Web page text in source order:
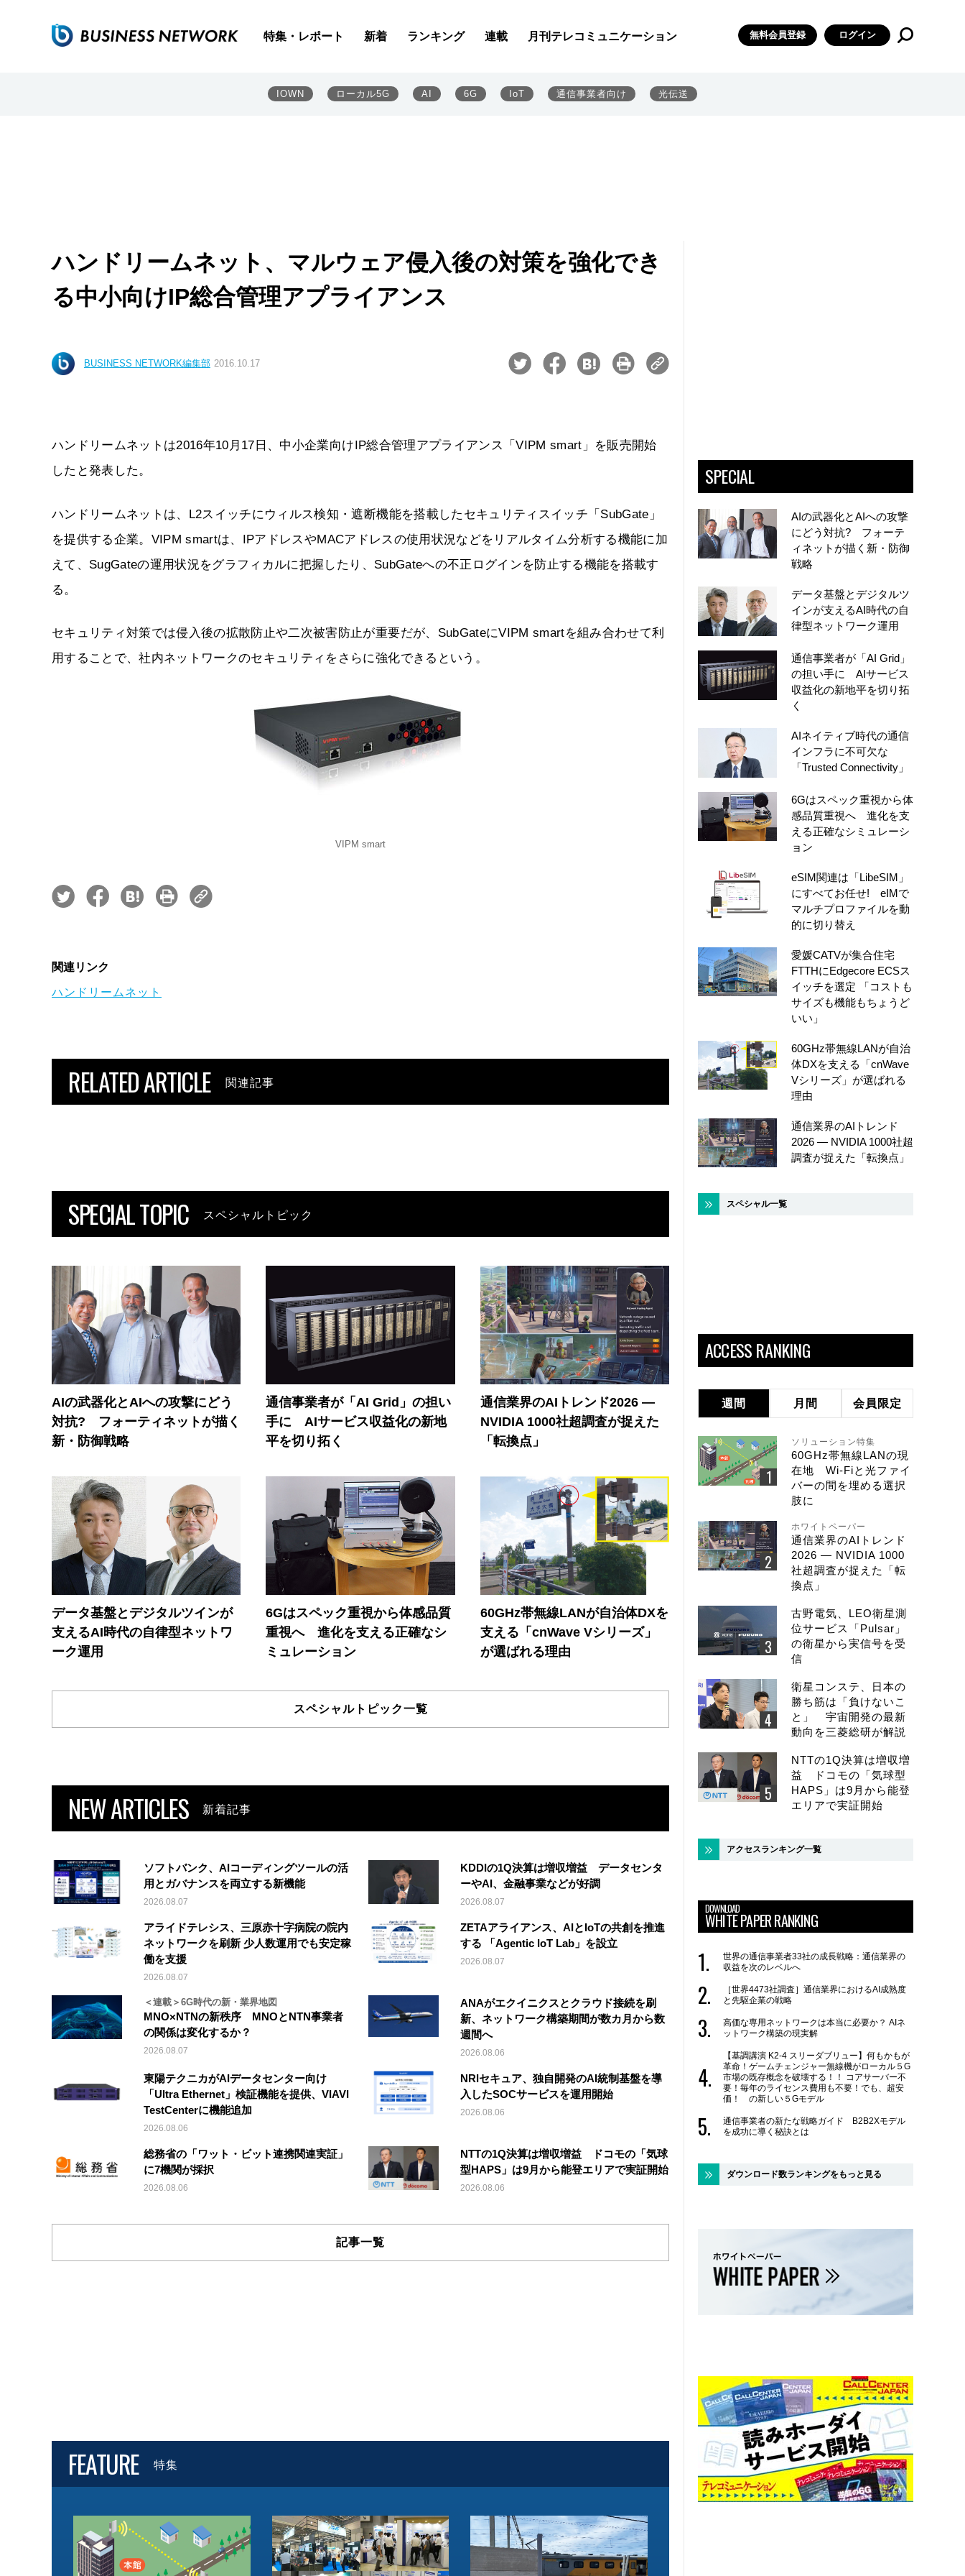
特集・レポート 新着 ランキング 連載 月刊テレコミュニケーション 無料会員登録 ログイン
IOWN ローカル5G AI 6G IoT 通信事業者向け 光伝送
ハンドリームネット、マルウェア侵入後の対策を強化でき
る中小向けIP総合管理アプライアンス
BUSINESS NETWORK編集部 2016.10.17
ハンドリームネットは2016年10月17日、中小企業向けIP総合管理アプライアンス「VIPM smart」を販売開始
したと発表した。
ハンドリームネットは、L2スイッチにウィルス検知・遮断機能を搭載したセキュリティスイッチ「SubGate」
を提供する企業。VIPM smartは、IPアドレスやMACアドレスの使用状況などをリアルタイム分析する機能に加
えて、SugGateの運用状況をグラフィカルに把握したり、SubGateへの不正ログインを防止する機能を搭載す
る。
セキュリティ対策では侵入後の拡散防止や二次被害防止が重要だが、SubGateにVIPM smartを組み合わせて利
用することで、社内ネットワークのセキュリティをさらに強化できるという。
VIPM smart
関連リンク
ハンドリームネット
RELATED ARTICLE 関連記事
SPECIAL TOPIC スペシャルトピック
AIの武器化とAIへの攻撃にどう
対抗? フォーティネットが描く
新・防御戦略
通信事業者が「AI Grid」の担い
手に AIサービス収益化の新地
平を切り拓く
通信業界のAIトレンド2026 ―
NVIDIA 1000社超調査が捉えた
「転換点」
データ基盤とデジタルツインが
支えるAI時代の自律型ネットワ
ーク運用
6Gはスペック重視から体感品質
重視へ 進化を支える正確なシ
ミュレーション
60GHz帯無線LANが自治体DXを
支える「cnWave Vシリーズ」
が選ばれる理由
スペシャルトピック一覧
NEW ARTICLES 新着記事
ソフトバンク、AIコーディングツールの活
用とガバナンスを両立する新機能
2026.08.07
KDDIの1Q決算は増収増益 データセンタ
ーやAI、金融事業などが好調
2026.08.07
アライドテレシス、三原赤十字病院の院内
ネットワークを刷新 少人数運用でも安定稼
働を支援
2026.08.07
ZETAアライアンス、AIとIoTの共創を推進
する 「Agentic IoT Lab」を設立
2026.08.07
＜連載＞6G時代の新・業界地図
MNO×NTNの新秩序 MNOとNTN事業者
の関係は変化するか？
2026.08.07
ANAがエクイニクスとクラウド接続を刷
新、ネットワーク構築期間が数カ月から数
週間へ
2026.08.06
東陽テクニカがAIデータセンター向け
「Ultra Ethernet」検証機能を提供、VIAVI
TestCenterに機能追加
2026.08.06
NRIセキュア、独自開発のAI統制基盤を導
入したSOCサービスを運用開始
2026.08.06
総務省の「ワット・ビット連携関連実証」
に7機関が採択
2026.08.06
NTTの1Q決算は増収増益 ドコモの「気球
型HAPS」は9月から能登エリアで実証開始
2026.08.06
記事一覧
FEATURE 特集
SPECIAL
AIの武器化とAIへの攻撃
にどう対抗? フォーテ
ィネットが描く新・防御
戦略
データ基盤とデジタルツ
インが支えるAI時代の自
律型ネットワーク運用
通信事業者が「AI Grid」
の担い手に AIサービス
収益化の新地平を切り拓
く
AIネイティブ時代の通信
インフラに不可欠な
「Trusted Connectivity」
6Gはスペック重視から体
感品質重視へ 進化を支
える正確なシミュレーシ
ョン
eSIM関連は「LibeSIM」
にすべてお任せ! eIMで
マルチプロファイルを動
的に切り替え
愛媛CATVが集合住宅
FTTHにEdgecore ECSス
イッチを選定 「コストも
サイズも機能もちょうど
いい」
60GHz帯無線LANが自治
体DXを支える「cnWave
Vシリーズ」が選ばれる
理由
通信業界のAIトレンド
2026 ― NVIDIA 1000社超
調査が捉えた「転換点」
スペシャル一覧
ACCESS RANKING
週間 月間 会員限定
ソリューション特集
60GHz帯無線LANの現
在地 Wi-Fiと光ファイ
バーの間を埋める選択
肢に
ホワイトペーパー
通信業界のAIトレンド
2026 ― NVIDIA 1000
社超調査が捉えた「転
換点」
古野電気、LEO衛星測
位サービス「Pulsar」
の衛星から実信号を受
信
衛星コンステ、日本の
勝ち筋は「負けないこ
と」 宇宙開発の最新
動向を三菱総研が解説
NTTの1Q決算は増収増
益 ドコモの「気球型
HAPS」は9月から能登
エリアで実証開始
アクセスランキング一覧
DOWNLOAD
WHITE PAPER RANKING
世界の通信事業者33社の成長戦略：通信業界の
収益を次のレベルへ
［世界4473社調査］通信業界におけるAI成熟度
と先駆企業の戦略
高価な専用ネットワークは本当に必要か？ AIネ
ットワーク構築の現実解
【基調講演 K2-4 スリーダブリュー】何もかもが
革命！ゲームチェンジャー無線機がローカル５G
市場の既存概念を破壊する！！ コアサーバー不
要！毎年のライセンス費用も不要！でも、超安
価！ の新しい５Gモデル
通信事業者の新たな戦略ガイド B2B2Xモデル
を成功に導く秘訣とは
ダウンロード数ランキングをもっと見る